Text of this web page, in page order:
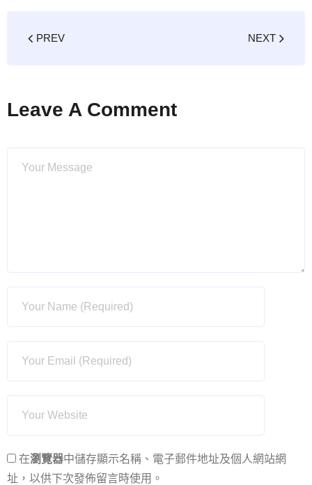
PREV NEXT
Leave A Comment
在瀏覽器中儲存顯示名稱、電子郵件地址及個人網站網
址，以供下次發佈留言時使用。